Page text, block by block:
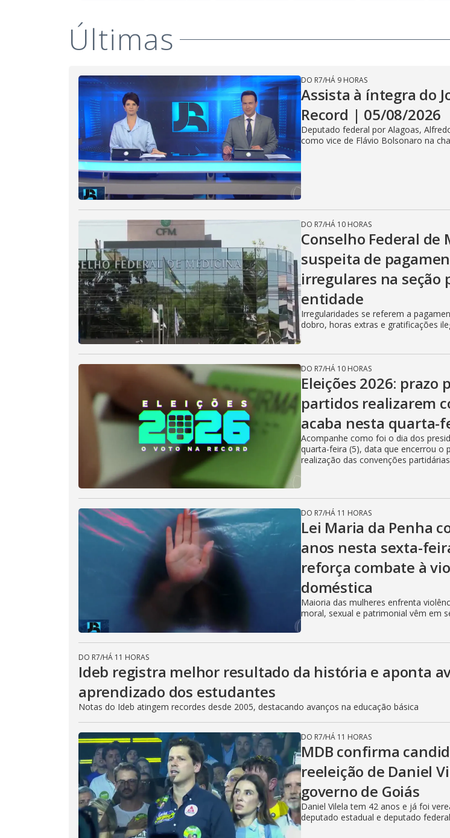
Últimas
DO R7/HÁ 9 HORAS
Assista à íntegra do
Record | 05/08/2026
Deputado federal por Alagoas,
como vice de Flávio Bolsonaro na
DO R7/HÁ 10 HORAS
Conselho Federal de
suspeita de
irregulares na seção
entidade
Irregularidades se referem a
dobro, horas extras e gratificações
DO R7/HÁ 10 HORAS
Eleições 2026: prazo
partidos realizarem
acaba nesta quarta-
Acompanhe como foi o dia dos
quarta-feira (5), data que encerrou o
realização das convenções partidárias
DO R7/HÁ 11 HORAS
Lei Maria da Penha
anos nesta sexta-
reforça combate à
doméstica
Maioria das mulheres enfrenta
moral, sexual e patrimonial vêm em
DO R7/HÁ 11 HORAS
Ideb registra melhor resultado da história e aponta
aprendizado dos estudantes
Notas do Ideb atingem recordes desde 2005, destacando avanços na educação básica
DO R7/HÁ 11 HORAS
MDB confirma
reeleição de Daniel
governo de Goiás
Daniel Vilela tem 42 anos e já foi
deputado estadual e deputado federal